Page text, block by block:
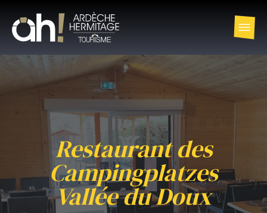
Restaurant des
Campingplatzes
Vallée du Doux